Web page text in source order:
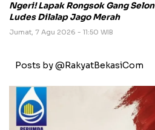
Ngeri! Lapak Rongsok Gang Selon
Ludes Dilalap Jago Merah
Jumat, 7 Agu 2026 - 11:50 WIB
Posts by @RakyatBekasiCom